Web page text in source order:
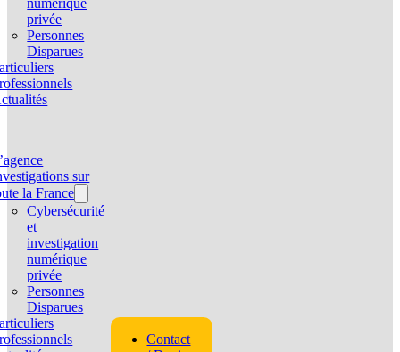
numérique
privée
Personnes
Disparues
sur
la France
Cybersécurité
et
investigation
numérique
privée
Personnes
Disparues
Contact